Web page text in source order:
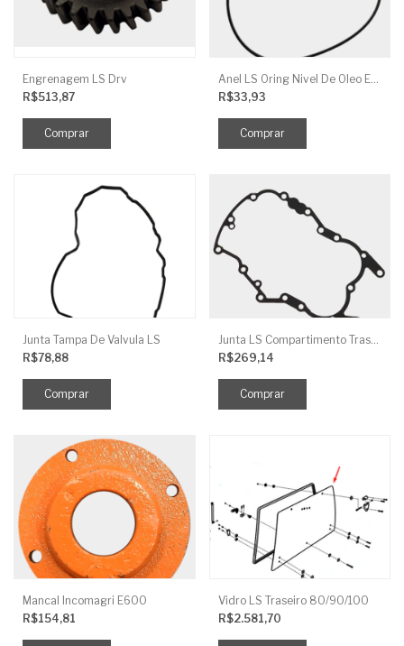
Engrenagem LS Drv
R$513,87
Anel LS Oring Nivel De Oleo EGQ125
R$33,93
Junta Tampa De Valvula LS
R$78,88
Junta LS Compartimento Traseiro EGQ155
R$269,14
Mancal Incomagri E600
R$154,81
Vidro LS Traseiro 80/90/100
R$2.581,70